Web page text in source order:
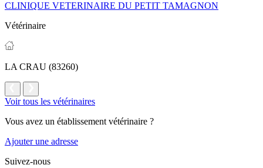
CLINIQUE VETERINAIRE DU PETIT TAMAGNON
Vétérinaire
LA CRAU (83260)
Voir tous les vétérinaires
Vous avez un établissement vétérinaire ?
Ajouter une adresse
Suivez-nous